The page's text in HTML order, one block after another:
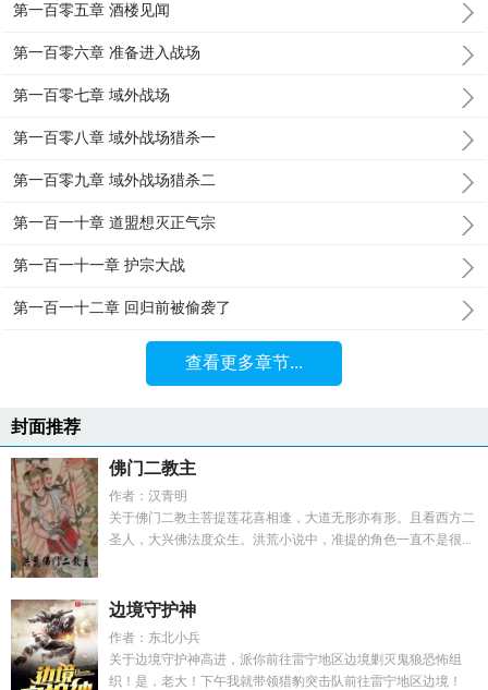
第一百零五章 酒楼见闻
第一百零六章 准备进入战场
第一百零七章 域外战场
第一百零八章 域外战场猎杀一
第一百零九章 域外战场猎杀二
第一百一十章 道盟想灭正气宗
第一百一十一章 护宗大战
第一百一十二章 回归前被偷袭了
查看更多章节...
封面推荐
佛门二教主
作者：汉青明
关于佛门二教主菩提莲花喜相逢，大道无形亦有形。且看西方二
圣人，大兴佛法度众生。洪荒小说中，准提的角色一直不是很...
边境守护神
作者：东北小兵
关于边境守护神高进，派你前往雷宁地区边境剿灭鬼狼恐怖组
织！是，老大！下午我就带领猎豹突击队前往雷宁地区边境！